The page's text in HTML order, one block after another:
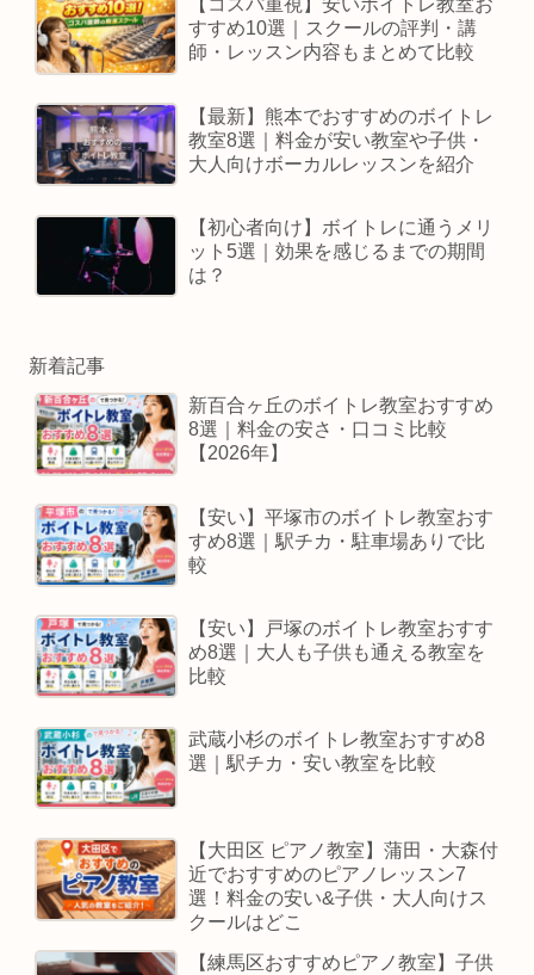
【コスパ重視】安いボイトレ教室お
すすめ10選｜スクールの評判・講
師・レッスン内容もまとめて比較
【最新】熊本でおすすめのボイトレ
教室8選｜料金が安い教室や子供・
大人向けボーカルレッスンを紹介
【初心者向け】ボイトレに通うメリ
ット5選｜効果を感じるまでの期間
は？
新着記事
新百合ヶ丘のボイトレ教室おすすめ
8選｜料金の安さ・口コミ比較
【2026年】
【安い】平塚市のボイトレ教室おす
すめ8選｜駅チカ・駐車場ありで比
較
【安い】戸塚のボイトレ教室おすす
め8選｜大人も子供も通える教室を
比較
武蔵小杉のボイトレ教室おすすめ8
選｜駅チカ・安い教室を比較
【大田区 ピアノ教室】蒲田・大森付
近でおすすめのピアノレッスン7
選！料金の安い&子供・大人向けス
クールはどこ
【練馬区おすすめピアノ教室】子供